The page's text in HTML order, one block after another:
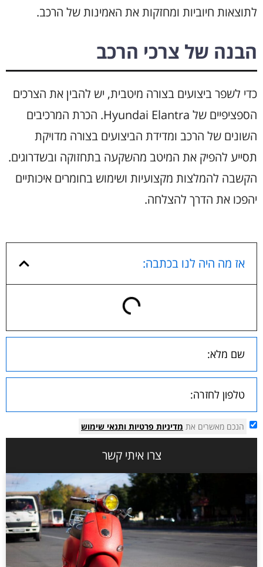
לתוצאות חיוביות ומחזקות את האמינות של הרכב.
הבנה של צרכי הרכב
כדי לשפר ביצועים בצורה מיטבית, יש להבין את הצרכים
הספציפיים של Hyundai Elantra. הכרת המרכיבים
השונים של הרכב ומדידת הביצועים בצורה מדויקת
תסייע להפיק את המיטב מהשקעה בתחזוקה ובשדרוגים.
הקשבה להמלצות מקצועיות ושימוש בחומרים איכותיים
יהפכו את הדרך להצלחה.
אז מה היה לנו בכתבה:
הנכם מאשרים את מדיניות פרטיות ותנאי שימוש
צרו איתי קשר